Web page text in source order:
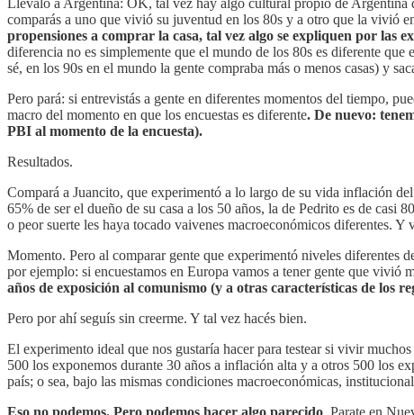
Llevalo a Argentina: OK, tal vez hay algo cultural propio de Argentina
comparás a uno que vivió su juventud en los 80s y a otro que la vivió
propensiones a comprar la casa, tal vez algo se expliquen por las
diferencia no es simplemente que el mundo de los 80s es diferente
sé, en los 90s en el mundo la gente compraba más o menos casas) y
Pero pará: si entrevistás a gente en diferentes momentos del tiempo,
macro del momento en que los encuestas es diferente. De nuevo:
PBI al momento de la encuesta).
Resultados.
Compará a Juancito, que experimentó a lo largo de su vida inflación
65% de ser el dueño de su casa a los 50 años, la de Pedrito es de casi
o peor suerte les haya tocado vaivenes macroeconómicos diferentes.
Momento. Pero al comparar gente que experimentó niveles diferentes
por ejemplo: si encuestamos en Europa vamos a tener gente que vivió
años de exposición al comunismo (y a otras características de los
Pero por ahí seguís sin creerme. Y tal vez hacés bien.
El experimento ideal que nos gustaría hacer para testear si vivir
500 los exponemos durante 30 años a inflación alta y a otros 500 los
país; o sea, bajo las mismas condiciones macroeconómicas,